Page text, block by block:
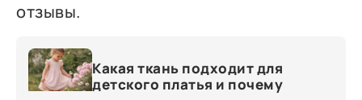
отзывы.
Какая ткань подходит для
детского платья и почему